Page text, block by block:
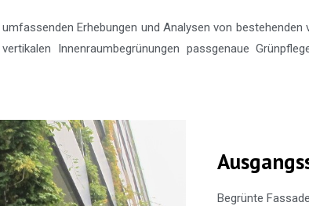
Erhebungen und Analysen von
Innenraumbegrünungen passgenaue
Begrünte